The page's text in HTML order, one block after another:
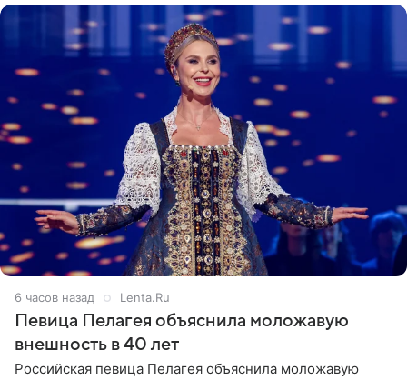
6 часов назад Lenta.Ru
Певица Пелагея объяснила моложавую
внешность в 40 лет
Российская певица Пелагея объяснила моложавую